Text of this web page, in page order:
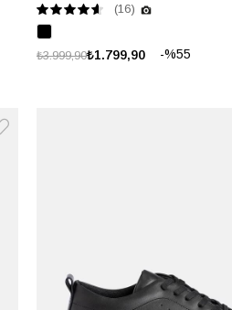
(16)
%55
₺1.799,90
₺3.999,90